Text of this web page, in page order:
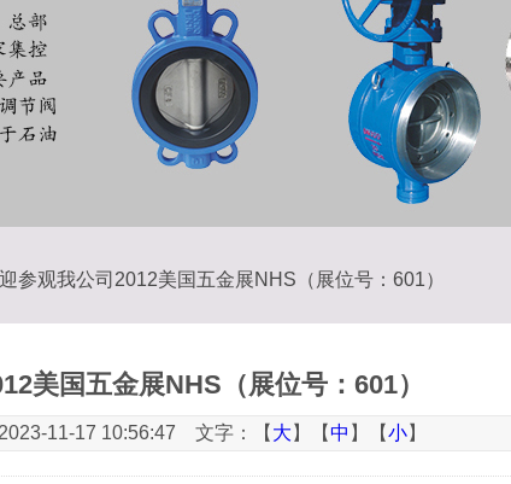
美国五金展NHS（展位号：601）
11-17 10:56:47 文字：【 大 】【中 】【小】
参观我公司2012美国五金展NHS（展位号：601）